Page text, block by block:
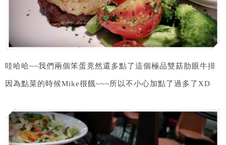
哇哈哈~~我們兩個笨蛋竟然還多點了這個極品雙菇肋眼牛排
因為點菜的時候Mike很餓~~~所以不小心加點了過多了XD